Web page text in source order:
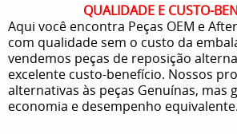
QUALIDADE E CUSTO-
Aqui você encontra Peças OEM e
com qualidade sem o custo da
vendemos peças de reposição
excelente custo-benefício. Nossos
alternativas às peças Genuínas, mas
economia e desempenho equivalente.